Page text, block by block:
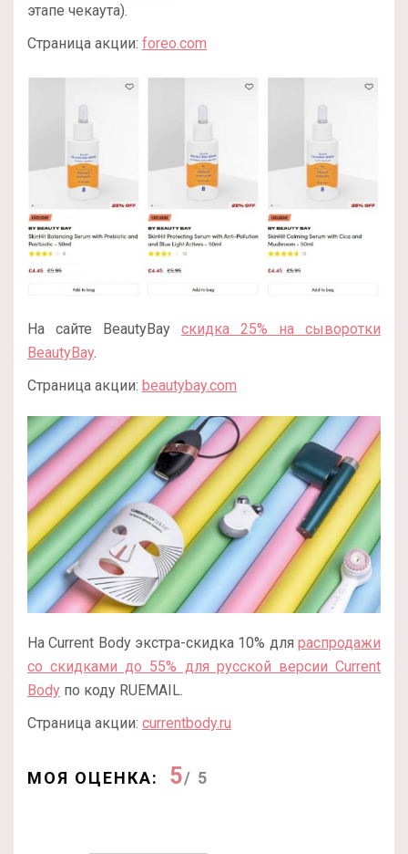
этапе чекаута).
Страница акции: foreo.com
На сайте BeautyBay скидка 25% на сыворотки
BeautyBay.
Страница акции: beautybay.com
На Current Body экстра-скидка 10% для распродажи
со скидками до 55% для русской версии Current
Body по коду RUEMAIL.
Страница акции: currentbody.ru
МОЯ ОЦЕНКА: 5/ 5